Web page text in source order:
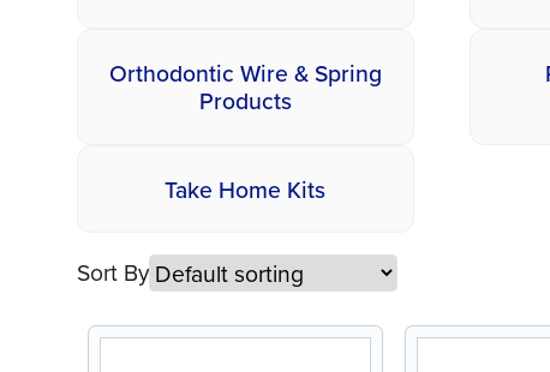
Orthodontic Wire & Spring
Products
Take Home Kits
Sort By